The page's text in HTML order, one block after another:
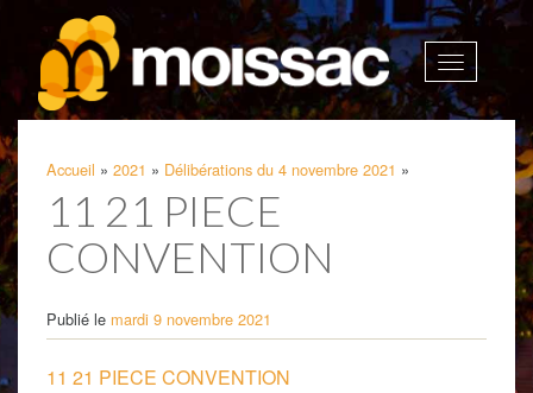
Afficher
la
Accueil » 2021 » Délibérations du 4 novembre 2021 »
11 21 PIECE
CONVENTION
Publié le mardi 9 novembre 2021
11 21 PIECE CONVENTION